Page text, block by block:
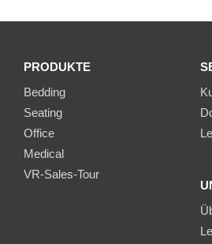
PRODUKTE
Bedding
Seating
Office
Medical
VR-Sales-Tour